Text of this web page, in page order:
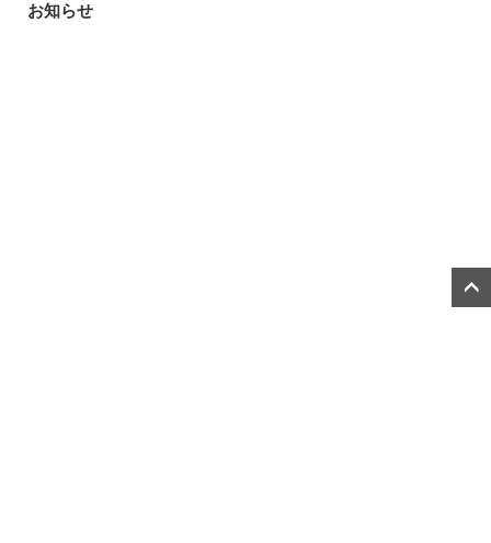
お知らせ